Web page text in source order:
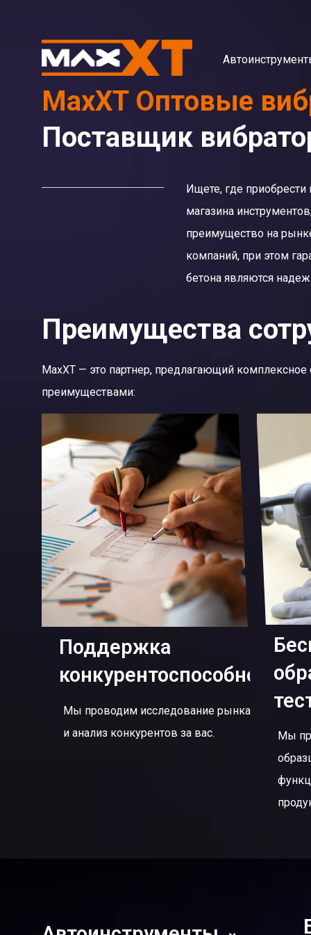
MaxXT Оптовые
Поставщик
Ищете, где
магазина
преимущество на
компаний, при этом
бетона являются
Преимущества
MaxXT — это партнер, предлагающий
преимуществами:
Поддержка
конкурентоспособности
Мы проводим исследование рынка
и анализ конкурентов за вас.
Мы